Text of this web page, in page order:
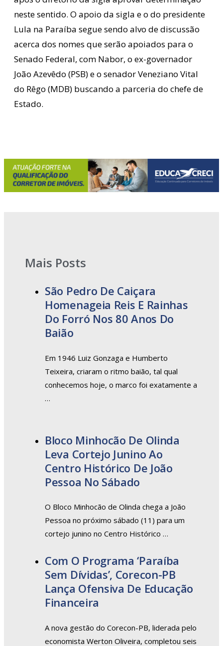
neste sentido. O apoio da sigla e o do presidente
Lula na Paraíba segue sendo alvo de discussão
acerca dos nomes que serão apoiados para o
Senado Federal, com Nabor, o ex-governador
João Azevêdo (PSB) e o senador Veneziano Vital
do Rêgo (MDB) buscando a parceria do chefe de
Estado.
Mais Posts
São Pedro De Caiçara
Homenageia Reis E Rainhas
Do Forró Nos 80 Anos Do
Baião
Em 1946 Luiz Gonzaga e Humberto
Teixeira, criaram o ritmo baião, tal qual
conhecemos hoje, o marco foi exatamente a
…
Bloco Minhocão De Olinda
Leva Cortejo Junino Ao
Centro Histórico De João
Pessoa No Sábado
O Bloco Minhocão de Olinda chega a João
Pessoa no próximo sábado (11) para um
cortejo junino no Centro Histórico …
Com O Programa ‘Paraíba
Sem Dívidas’, Corecon-PB
Lança Ofensiva De Educação
Financeira
A nova gestão do Corecon-PB, liderada pelo
economista Werton Oliveira, completou seis